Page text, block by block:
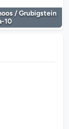
/ Grubigstein
10
cours de